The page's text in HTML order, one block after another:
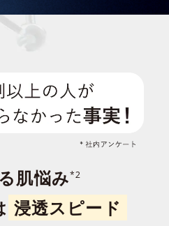
肌悩み*2
浸透スピード